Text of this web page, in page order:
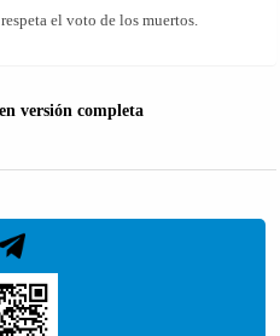
el voto de los muertos.
versión completa